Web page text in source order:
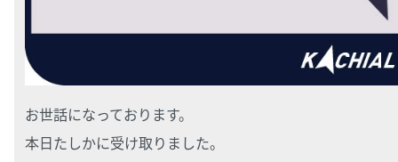
お世話になっております。
本日たしかに受け取りました。